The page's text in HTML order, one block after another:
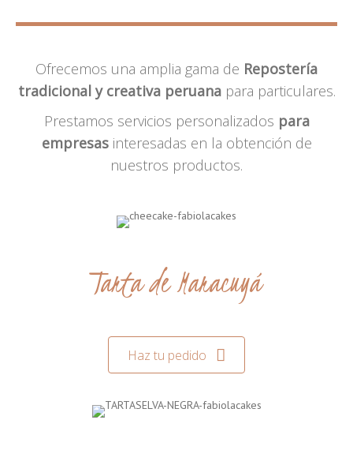
Ofrecemos una amplia gama de Repostería
tradicional y creativa peruanapara particulares.
Prestamos servicios personalizados para
empresasinteresadas en la obtención de
nuestros productos.
Tarta de Maracuyá
Haz tu pedido